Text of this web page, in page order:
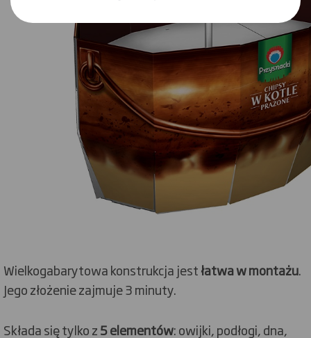
Wielkogabarytowa konstrukcja jestłatwa w montażu.
Jego złożenie zajmuje 3 minuty.
Składa się tylko z5 elementów: owijki, podłogi, dna,